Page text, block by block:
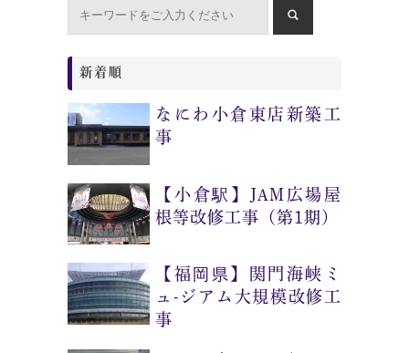
新着順
なにわ小倉東店新築工
事
【小倉駅】JAM広場屋
根等改修工事（第1期）
【福岡県】関門海峡ミ
ュ-ジアム大規模改修工
事